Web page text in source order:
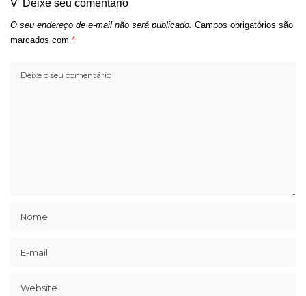
Deixe seu comentário
O seu endereço de e-mail não será publicado. Campos obrigatórios são
marcados com *